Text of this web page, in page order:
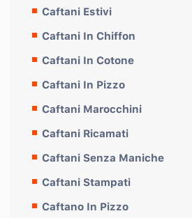
Caftani Estivi
Caftani In Chiffon
Caftani In Cotone
Caftani In Pizzo
Caftani Marocchini
Caftani Ricamati
Caftani Senza Maniche
Caftani Stampati
Caftano In Pizzo